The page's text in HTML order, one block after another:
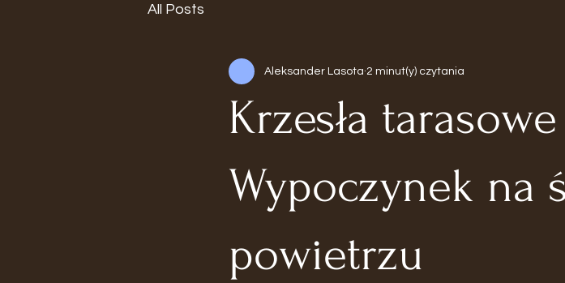
All Posts
Krzesła
Wypoczynek na
powietrzu
Aleksander Lasota 2 minut(y) czytania